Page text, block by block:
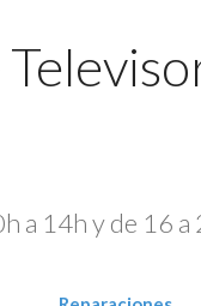
a 14h y de 16